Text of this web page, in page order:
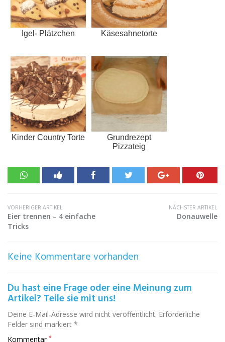
Igel- Plätzchen Käsesahnetorte
Kinder Country Torte
Grundrezept
Pizzateig
VORHERIGER ARTIKEL
Eier trennen – 4 einfache
Tricks
NÄCHSTER ARTIKEL
Donauwelle
Keine Kommentare vorhanden
Du hast eine Frage oder eine Meinung zum
Artikel? Teile sie mit uns!
Deine E-Mail-Adresse wird nicht veröffentlicht. Erforderliche
Felder sind markiert *
Kommentar *